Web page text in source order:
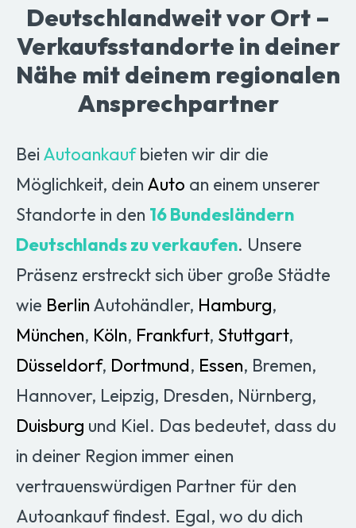
Deutschlandweit vor Ort –
Verkaufsstandorte in deiner
Nähe mit deinem regionalen
Ansprechpartner
Bei Autoankaufbieten wir dir die
Möglichkeit, dein Auto an einem unserer
Standorte in den 16 Bundesländern
Deutschlands zu verkaufen. Unsere
Präsenz erstreckt sich über große Städte
wie Berlin Autohändler, Hamburg,
München, Köln, Frankfurt, Stuttgart,
Düsseldorf, Dortmund, Essen, Bremen,
Hannover, Leipzig, Dresden, Nürnberg,
Duisburg und Kiel. Das bedeutet, dass du
in deiner Region immer einen
vertrauenswürdigen Partner für den
Autoankauf findest. Egal, wo du dich